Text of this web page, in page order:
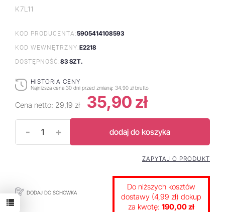
K7L11
KOD PRODUCENTA:5905414108593
KOD WEWNĘTRZNY:E2218
DOSTĘPNOŚĆ:83 SZT.
HISTORIA CENY
Najniższa cena 30 dni przed zmianą: 34,90 zł brutto
Cena netto: 29,19 zł 35,90 zł
- + dodaj do koszyka
DODAJ DO SCHOWKA
ZAPYTAJ O PRODUKT
Do niższych kosztów
dostawy (4,99 zł) dokup
za kwotę: 190,00 zł